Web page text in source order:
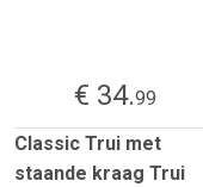
€ 34.99
Classic Trui met
staande kraag Trui